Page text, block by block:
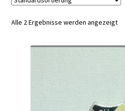
Alle 2 Ergebnisse werden angezeigt